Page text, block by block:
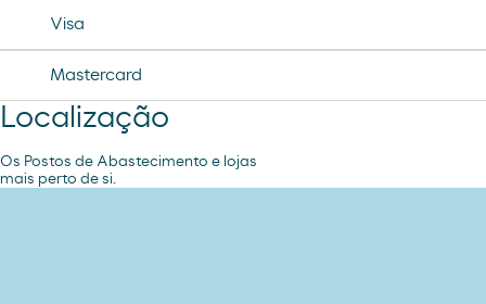
chorizo revilla
helado magnun
helado calippo
Visa
Mastercard
Localização
Os Postos de Abastecimento e lojas
mais perto de si.